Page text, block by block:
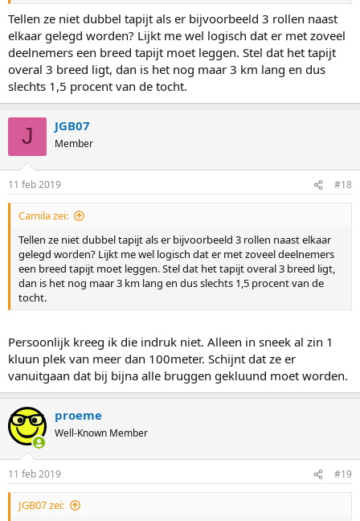
Tellen ze niet dubbel tapijt als er bijvoorbeeld 3 rollen naast
elkaar gelegd worden? Lijkt me wel logisch dat er met zoveel
deelnemers een breed tapijt moet leggen. Stel dat het tapijt
overal 3 breed ligt, dan is het nog maar 3 km lang en dus
slechts 1,5 procent van de tocht.
J JGB07
Member
11 feb 2019 #18
Camila zei:
Tellen ze niet dubbel tapijt als er bijvoorbeeld 3 rollen naast elkaar
gelegd worden? Lijkt me wel logisch dat er met zoveel deelnemers
een breed tapijt moet leggen. Stel dat het tapijt overal 3 breed ligt,
dan is het nog maar 3 km lang en dus slechts 1,5 procent van de
tocht.
Persoonlijk kreeg ik die indruk niet. Alleen in sneek al zin 1
kluun plek van meer dan 100meter. Schijnt dat ze er
vanuitgaan dat bij bijna alle bruggen gekluund moet worden.
proeme
Well-Known Member
11 feb 2019 #19
JGB07 zei: